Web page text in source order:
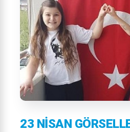
23 NISAN